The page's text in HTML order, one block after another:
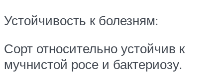
Устойчивость к болезням:
Сорт относительно устойчив к
мучнистой росе и бактериозу.